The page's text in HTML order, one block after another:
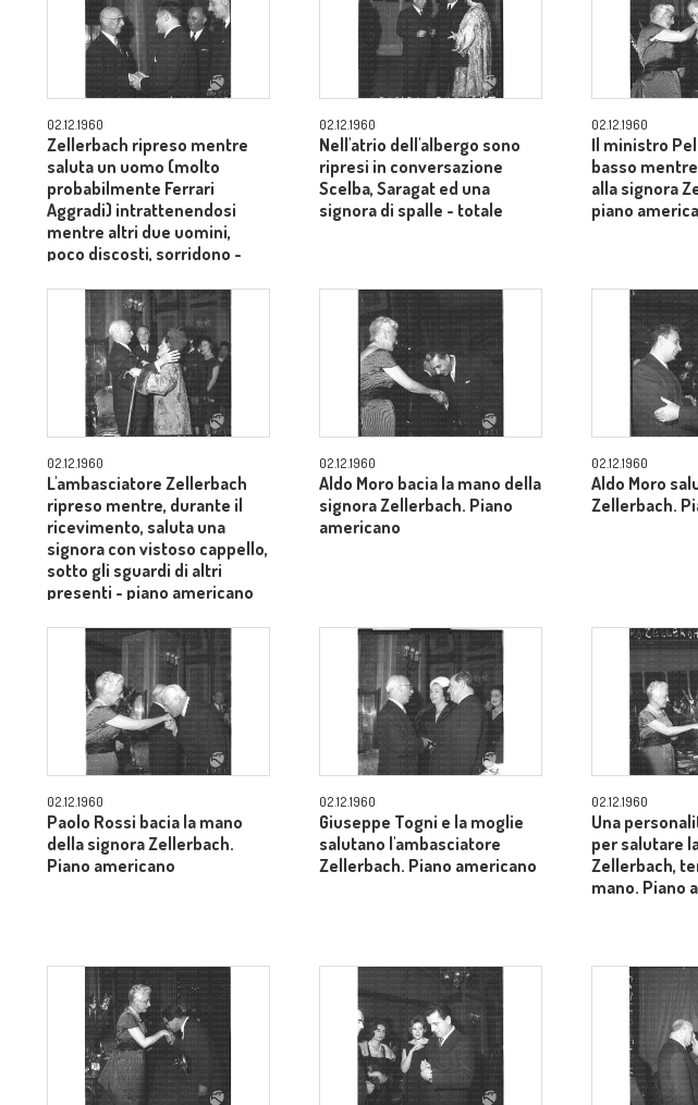
02.12.1960
Zellerbach ripreso mentre
saluta un uomo (molto
probabilmente Ferrari
Aggradi) intrattenendosi
mentre altri due uomini,
poco discosti, sorridono -
02.12.1960
Nell'atrio dell'albergo sono
ripresi in conversazione
Scelba, Saragat ed una
signora di spalle - totale
02.12.1960
Il ministro
basso
alla signora
piano
02.12.1960
L'ambasciatore Zellerbach
ripreso mentre, durante il
ricevimento, saluta una
signora con vistoso cappello,
sotto gli sguardi di altri
presenti - piano americano
02.12.1960
Aldo Moro bacia la mano della
signora Zellerbach. Piano
americano
02.12.1960
Aldo Moro
Zellerbach.
02.12.1960
Paolo Rossi bacia la mano
della signora Zellerbach.
Piano americano
02.12.1960
Giuseppe Togni e la moglie
salutano l'ambasciatore
Zellerbach. Piano americano
02.12.1960
Una
per salutare
Zellerbach,
mano. Piano